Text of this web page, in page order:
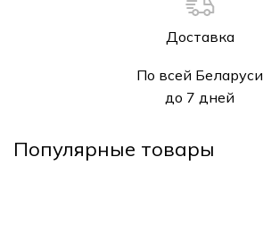
Доставка
По всей Беларуси
до 7 дней
Популярные товары